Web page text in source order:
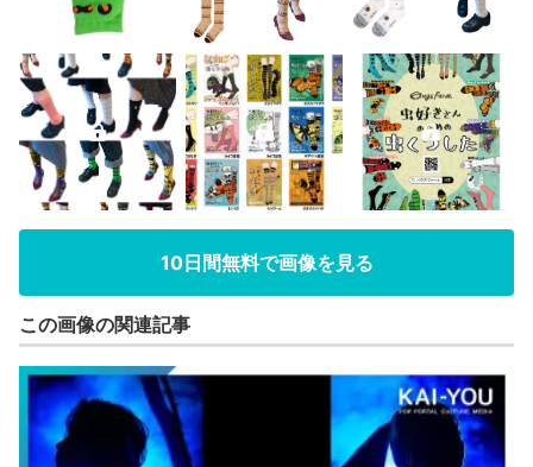
10日間無料で画像を見る
この画像の関連記事